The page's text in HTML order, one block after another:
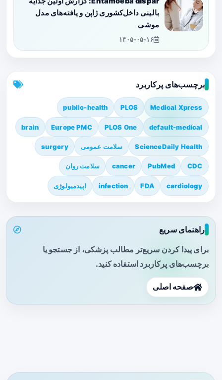
بالینی داخل‌کشوری ژاپن و یافته‌های مدل
موشی
۱۴۰۵-۰۵-۱۶
برچسب‌های پرکاربرد
Medical Xpress
PLOS
public-health
default-medical
PLOS One
Europe PMC
brain
ScienceDaily Health سلامت عمومی surgery
CDC
PubMed
cancer سلامت روان
cardiology
FDA
infection اپیدمیولوژی
راهنمای سریع
برای پیدا کردن سریع‌تر مطالب پزشکی، از جستجو یا
برچسب‌های پرکاربرد استفاده کنید.
صفحه اصلی